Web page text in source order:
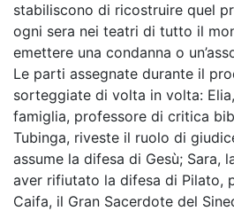
stabiliscono di ricostruire quel
ogni sera nei teatri di tutto il
emettere una condanna o
Le parti assegnate durante il
sorteggiate di volta in volta:
famiglia, professore di critica
Tubinga, riveste il ruolo di
assume la difesa di Gesù; Sara,
aver rifiutato la difesa di Pilato,
Caifa, il Gran Sacerdote del